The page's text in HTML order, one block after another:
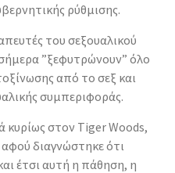
ρύθμισης.
του σεξουαλικού
”ξεφυτρώνουν” όλο
από το σεξ και
συμπεριφοράς.
κυρίως στον Tiger Woods,
διαγνώστηκε ότι
έτσι αυτή η πάθηση, η